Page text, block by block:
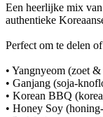
Een heerlijke mix
authentieke
Perfect om te delen
• Yangnyeom (zoet
• Ganjang (soja-
• Korean BBQ
• Honey Soy